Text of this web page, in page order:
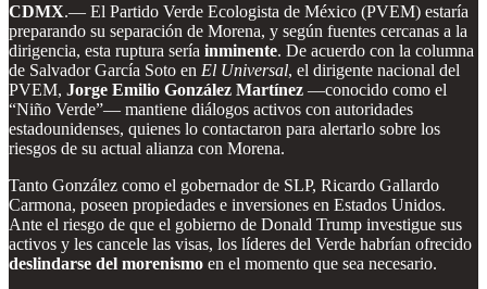
CDMX.— El Partido Verde Ecologista de México (PVEM) estaría
preparando su separación de Morena, y según fuentes cercanas a la
dirigencia, esta ruptura sería inminente. De acuerdo con la columna
de Salvador García Soto en El Universal, el dirigente nacional del
PVEM, Jorge Emilio González Martínez —conocido como el
“Niño Verde”— mantiene diálogos activos con autoridades
estadounidenses, quienes lo contactaron para alertarlo sobre los
riesgos de su actual alianza con Morena.
Tanto González como el gobernador de SLP, Ricardo Gallardo
Carmona, poseen propiedades e inversiones en Estados Unidos.
Ante el riesgo de que el gobierno de Donald Trump investigue sus
activos y les cancele las visas, los líderes del Verde habrían ofrecido
deslindarse del morenismo en el momento que sea necesario.